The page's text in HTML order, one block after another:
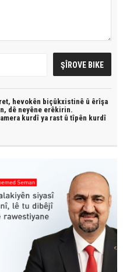
hevokên biçûkxistinê û êrîşa
dê neyêne erêkirin.
kurdî ya rast û tîpên kurdî